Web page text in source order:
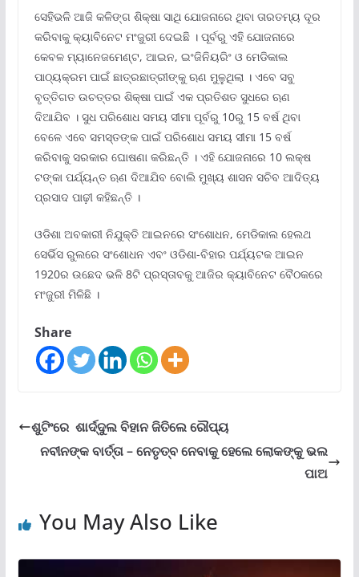
ସେହିଭଳି ଆଜି କଳିଙ୍ଗ ଶିକ୍ଷା ସାଥି ଯୋଜନାରେ ଥିବା ତାରତମ୍ୟ ଦୂର
କରିବାକୁ କ୍ୟାବିନେଟ ମଂଜୁରୀ ଦେଇଛି । ପୂର୍ବରୁ ଏହି ଯୋଜନାରେ
କେବଳ ମ୍ୟାନେଜମେଣ୍ଟ, ଆଇନ, ଇଂଜିନିୟରିଂ ଓ ମେଡିକାଲ
ପାଠ୍ୟକ୍ରମ ପାଇଁ ଛାତ୍ରଛାତ୍ରୀଙ୍କୁ ଋଣ ମୁଳୁଥିଲା । ଏବେ ସବୁ
ବୃତ୍ତିଗତ ଉଚତ୍ତର ଶିକ୍ଷା ପାଇଁ ଏକ ପ୍ରତିଶତ ସୁଧରେ ଋଣ
ଦିଆଯିବ । ସୁଧ ପରିଶୋଧ ସମୟ ସୀମା ପୂର୍ବରୁ 10ରୁ 15 ବର୍ଷ ଥିବା
ବେଳେ ଏବେ ସମସ୍ତଙ୍କ ପାଇଁ ପରିଶୋଧ ସମୟ ସୀମା 15 ବର୍ଷ
କରିବାକୁ ସରକାର ଘୋଷଣା କରିଛନ୍ତି । ଏହି ଯୋଜନାରେ 10 ଲକ୍ଷ
ଟଙ୍କା ପର୍ଯ୍ୟନ୍ତ ଋଣ ଦିଆଯିବ ବୋଲି ମୁଖ୍ୟ ଶାସନ ସଚିବ ଆଦିତ୍ୟ
ପ୍ରସାଦ ପାଢ଼ୀ କହିଛନ୍ତି ।
ଓଡିଶା ଅବକାରୀ ନିଯୁକ୍ତି ଆଇନରେ ସଂଶୋଧନ, ମେଡିକାଲ ହେଲଥ
ସେର୍ଭିସ ରୁଲରେ ସଂଶୋଧନ ଏବଂ ଓଡିଶା-ବିହାର ପର୍ଯ୍ୟଟକ ଆଇନ
1920ର ଉଛେଦ ଭଳି 8ଟି ପ୍ରସ୍ତାବକୁ ଆଜିର କ୍ୟାବିନେଟ ବୈଠକରେ
ମଂଜୁରୀ ମିଳିଛି ।
Share
ଶୁଟିଂରେ ଶାର୍ଦ୍ଦୁଲ ବିହାନ ଜିତିଲେ ରୌପ୍ୟ
ନବୀନଙ୍କ ବାର୍ତ୍ତା – ନେତୃତ୍ବ ନେବାକୁ ହେଲେ ଲୋକଙ୍କୁ ଭଲ
ପାଅ
You May Also Like